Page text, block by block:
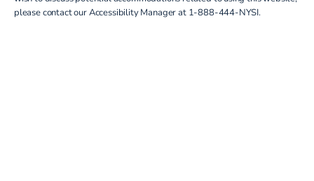
please contact our Accessibility Manager at 1-888-444-NYSI.